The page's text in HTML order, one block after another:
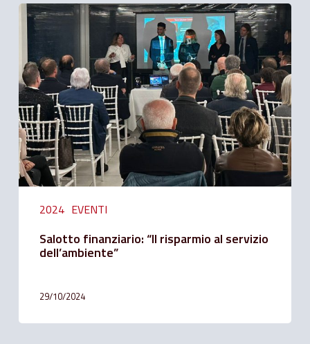
2024 EVENTI
Salotto
finanziario:
“Il
risparmio
al
servizio
dell’ambiente”
Salotto finanziario: “Il risparmio al servizio
dell’ambiente”
29/10/2024